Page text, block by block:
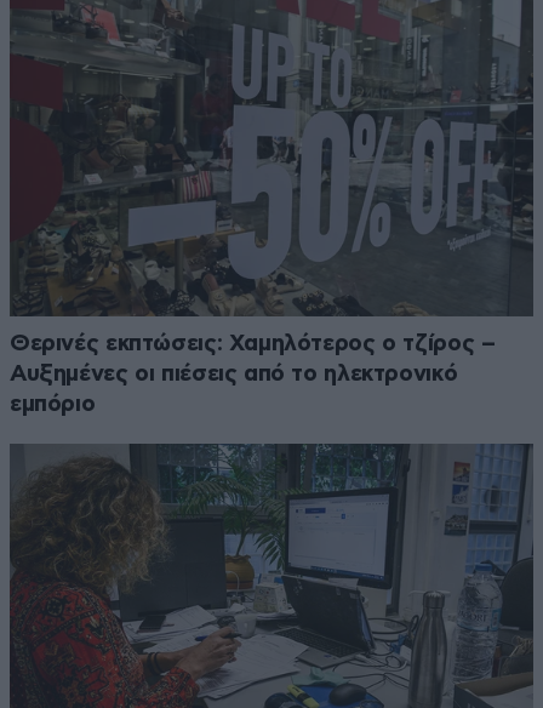
Θερινές εκπτώσεις: Χαμηλότερος ο τζίρος –
Αυξημένες οι πιέσεις από το ηλεκτρονικό
εμπόριο